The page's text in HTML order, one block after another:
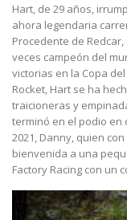
Hart, de 29 años,
ahora legendaria
Procedente de
veces campeón del
victorias en la Copa
Rocket, Hart se ha
traicioneras y
terminó en el podio en
2021, Danny, quien
bienvenida a una
Factory Racing con un